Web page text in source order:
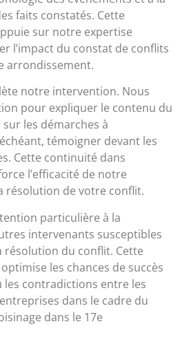
faits constatés. Cette
sur notre expertise
l’impact du constat de conflits
arrondissement.
notre intervention. Nous
pour expliquer le contenu du
les démarches à
témoigner devant les
Cette continuité dans
l’efficacité de notre
résolution de votre conflit.
particulière à la
intervenants susceptibles
résolution du conflit. Cette
les chances de succès
les contradictions entre les
dans le cadre du
dans le 17e